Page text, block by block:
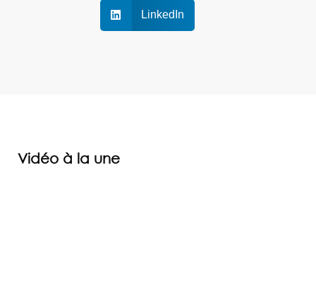
LinkedIn
Vidéo à la une